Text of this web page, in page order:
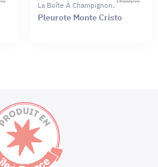
La Boîte À Champignons
Pleurote Monte Cristo